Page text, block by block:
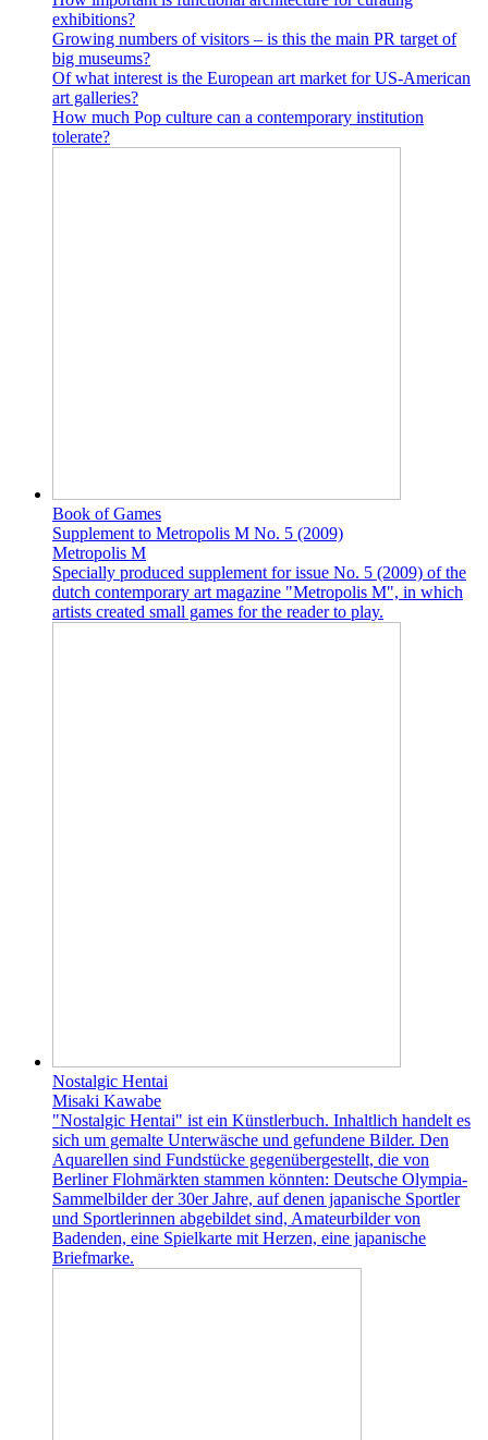
exhibitions?
Growing numbers of visitors – is this the main PR target of
big museums?
Of what interest is the European art market for US-American
art galleries?
How much Pop culture can a contemporary institution
tolerate?
Book of Games
Supplement to Metropolis M No. 5 (2009)
Metropolis M
Specially produced supplement for issue No. 5 (2009) of the
dutch contemporary art magazine "Metropolis M", in which
artists created small games for the reader to play.
Nostalgic Hentai
Misaki Kawabe
"Nostalgic Hentai" ist ein Künstlerbuch. Inhaltlich handelt es
sich um gemalte Unterwäsche und gefundene Bilder. Den
Aquarellen sind Fundstücke gegenübergestellt, die von
Berliner Flohmärkten stammen könnten: Deutsche Olympia-
Sammelbilder der 30er Jahre, auf denen japanische Sportler
und Sportlerinnen abgebildet sind, Amateurbilder von
Badenden, eine Spielkarte mit Herzen, eine japanische
Briefmarke.